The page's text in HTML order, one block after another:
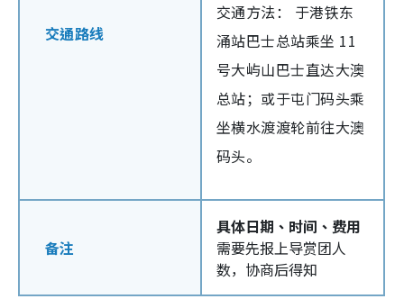
交通路线
交通方法： 于港铁东
涌站巴士总站乘坐 11
号大屿山巴士直达大澳
总站；或于屯门码头乘
坐横水渡渡轮前往大澳
码头。
备注
具体日期、时间、费用
需要先报上导赏团人
数，协商后得知